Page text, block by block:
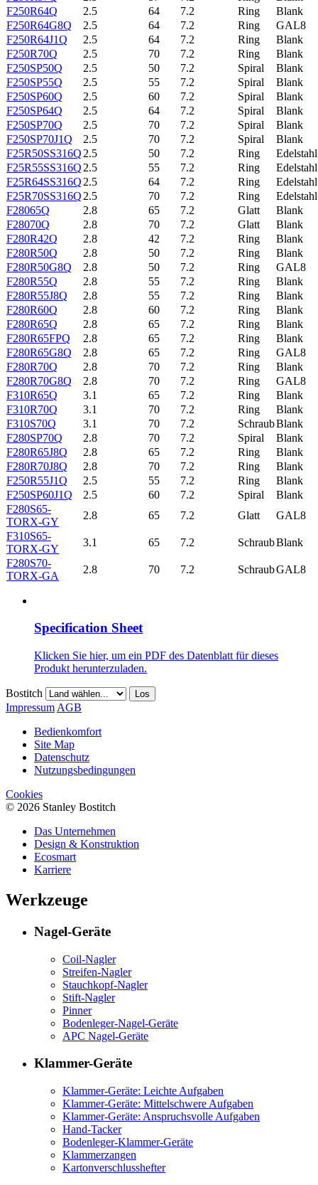
F250R64Q
2.5 64 7.2 Ring
Blank
F250R64G8Q
2.5 64 7.2 Ring
GAL8
F250R64J1Q
2.5 64 7.2 Ring
Blank
F250R70Q
2.5 70 7.2 Ring
Blank
F250SP50Q
2.5 50 7.2 Spiral
Blank
F250SP55Q
2.5 55 7.2 Spiral
Blank
F250SP60Q
2.5 60 7.2 Spiral
Blank
F250SP64Q
2.5 64 7.2 Spiral
Blank
F250SP70Q
2.5 70 7.2 Spiral
Blank
F250SP70J1Q
2.5 70 7.2 Spiral
Blank
F25R50SS316Q 2.5 50 7.2 Ring
Edelstahl
F25R55SS316Q 2.5 55 7.2 Ring
Edelstahl
F25R64SS316Q 2.5 64 7.2 Ring
Edelstahl
F25R70SS316Q 2.5 70 7.2 Ring
Edelstahl
F28065Q
2.8 65 7.2 Glatt
Blank
F28070Q
2.8 70 7.2 Glatt
Blank
F280R42Q
2.8 42 7.2 Ring
Blank
F280R50Q
2.8 50 7.2 Ring
Blank
F280R50G8Q
2.8 50 7.2 Ring
GAL8
F280R55Q
2.8 55 7.2 Ring
Blank
F280R55J8Q
2.8 55 7.2 Ring
Blank
F280R60Q
2.8 60 7.2 Ring
Blank
F280R65Q
2.8 65 7.2 Ring
Blank
F280R65FPQ
2.8 65 7.2 Ring
Blank
F280R65G8Q
2.8 65 7.2 Ring
GAL8
F280R70Q
2.8 70 7.2 Ring
Blank
F280R70G8Q
2.8 70 7.2 Ring
GAL8
F310R65Q
3.1 65 7.2 Ring
Blank
F310R70Q
3.1 70 7.2 Ring
Blank
F310S70Q
3.1 70 7.2 SchraubBlank
F280SP70Q
2.8 70 7.2 Spiral
Blank
F280R65J8Q
2.8 65 7.2 Ring
Blank
F280R70J8Q
2.8 70 7.2 Ring
Blank
F250R55J1Q
2.5 55 7.2 Ring
Blank
F250SP60J1Q
2.5 60 7.2 Spiral
Blank
F280S65-
TORX-GY
2.8 65 7.2 Glatt
GAL8
F310S65-
TORX-GY
3.1 65 7.2 SchraubBlank
F280S70-
TORX-GA
2.8 70 7.2 SchraubGAL8
Specification Sheet
Klicken Sie hier, um ein PDF des Datenblatt für dieses
Produkt herunterzuladen.
Bostitch Los
Impressum AGB
Bedienkomfort
Site Map
Datenschutz
Nutzungsbedingungen
Cookies
© 2026 Stanley Bostitch
Das Unternehmen
Design & Konstruktion
Ecosmart
Karriere
Werkzeuge
Nagel-Geräte
Coil-Nagler
Streifen-Nagler
Stauchkopf-Nagler
Stift-Nagler
Pinner
Bodenleger-Nagel-Geräte
APC Nagel-Geräte
Klammer-Geräte
Klammer-Geräte: Leichte Aufgaben
Klammer-Geräte: Mittelschwere Aufgaben
Klammer-Geräte: Anspruchsvolle Aufgaben
Hand-Tacker
Bodenleger-Klammer-Geräte
Klammerzangen
Kartonverschlusshefter